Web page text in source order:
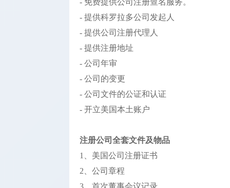
- 免费提供公司注册查名服务。
- 提供科罗拉多公司发起人
- 提供公司注册代理人
- 提供注册地址
- 公司年审
- 公司的变更
- 公司文件的公证和认证
- 开立美国本土账户
注册公司全套文件及物品
1、美国公司注册证书
2、公司章程
3、首次董事会议记录